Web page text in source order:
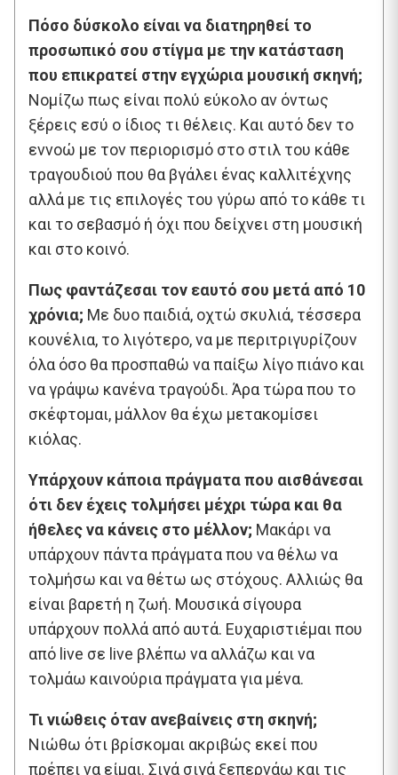
Πόσο δύσκολο είναι να διατηρηθεί το
προσωπικό σου στίγμα με την κατάσταση
που επικρατεί στην εγχώρια μουσική σκηνή;
Νομίζω πως είναι πολύ εύκολο αν όντως
ξέρεις εσύ ο ίδιος τι θέλεις. Και αυτό δεν το
εννοώ με τον περιορισμό στο στιλ του κάθε
τραγουδιού που θα βγάλει ένας καλλιτέχνης
αλλά με τις επιλογές του γύρω από το κάθε τι
και το σεβασμό ή όχι που δείχνει στη μουσική
και στο κοινό.
Πως φαντάζεσαι τον εαυτό σου μετά από 10
χρόνια; Με δυο παιδιά, οχτώ σκυλιά, τέσσερα
κουνέλια, το λιγότερο, να με περιτριγυρίζουν
όλα όσο θα προσπαθώ να παίξω λίγο πιάνο και
να γράψω κανένα τραγούδι. Άρα τώρα που το
σκέφτομαι, μάλλον θα έχω μετακομίσει
κιόλας.
Υπάρχουν κάποια πράγματα που αισθάνεσαι
ότι δεν έχεις τολμήσει μέχρι τώρα και θα
ήθελες να κάνεις στο μέλλον; Μακάρι να
υπάρχουν πάντα πράγματα που να θέλω να
τολμήσω και να θέτω ως στόχους. Αλλιώς θα
είναι βαρετή η ζωή. Μουσικά σίγουρα
υπάρχουν πολλά από αυτά. Ευχαριστιέμαι που
από live σε live βλέπω να αλλάζω και να
τολμάω καινούρια πράγματα για μένα.
Τι νιώθεις όταν ανεβαίνεις στη σκηνή;
Νιώθω ότι βρίσκομαι ακριβώς εκεί που
πρέπει να είμαι. Σιγά σιγά ξεπερνάω και τις